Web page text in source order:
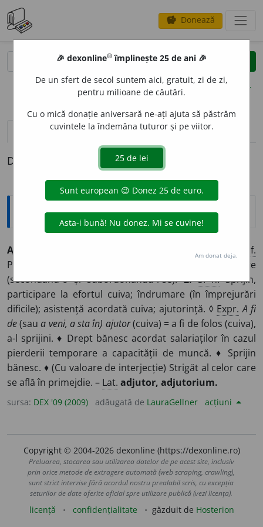
savings Donează
clear
opțiuni
definiții (1) pronunțievolume_up (50)
Definiția cu ID-ul 824481:
Explicative DEX
AJUT S.m șif.
Persoană care ajută pe alta într-o activitate oarecare
(secondând-o și subordonându-i-se).2. S. n.Sprijin,
participare la efortul cuiva; îndrumare (în împrejurări
dificile); asistență acordată cuiva; ajutorință. ◊ Expr. A fi
de(saua veni, a sta în) ajutor(cuiva) = a fi de folos (cuiva),
a-l sprijini. ♦ Drept bănesc acordat salariaților în cazul
pierderii temporare a capacității de muncă. ♦ Sprijin
bănesc. ♦ (Cu valoare de interjecție) Strigăt al celor care
se află în primejdie. – Lat. adjutor, adjutorium.
sursa: DEX '09 (2009) adăugată de LauraGellner acțiuni
Copyright © 2004-2026 dexonline (https://dexonline.ro)
Preluarea, stocarea sau utilizarea datelor de pe acest site, inclusiv
prin orice metode de extragere automată (web scraping, crawling),
sunt strict interzise fără acordul nostru prealabil scris, cu excepția
seturilor de date oferite oficial spre utilizare publică (vezi licența).
licență confidențialitate găzduit de Hosterion
🎉 dexonline® împlinește 25 de ani 🎉
De un sfert de secol suntem aici, gratuit, zi de zi,
pentru milioane de căutări.
Cu o mică donație aniversară ne-ați ajuta să păstrăm
cuvintele la îndemâna tuturor și pe viitor.
Am donat deja.